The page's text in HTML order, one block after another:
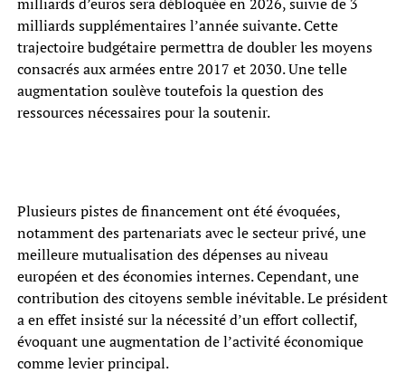
milliards supplémentaires l’année suivante. Cette
trajectoire budgétaire permettra de doubler les moyens
consacrés aux armées entre 2017 et 2030. Une telle
augmentation soulève toutefois la question des
ressources nécessaires pour la soutenir.
Plusieurs pistes de financement ont été évoquées,
notamment des partenariats avec le secteur privé, une
meilleure mutualisation des dépenses au niveau
européen et des économies internes. Cependant, une
contribution des citoyens semble inévitable. Le président
a en effet insisté sur la nécessité d’un effort collectif,
évoquant une augmentation de l’activité économique
comme levier principal.